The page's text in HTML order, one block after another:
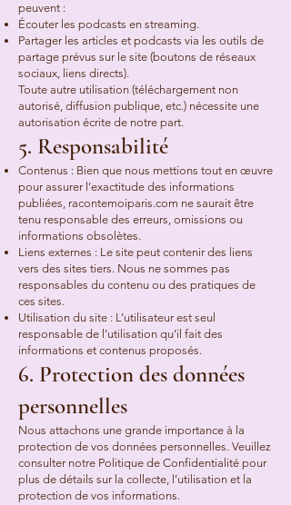
peuvent :
Écouter les podcasts en streaming.
Partager les articles et podcasts via les outils de
partage prévus sur le site (boutons de réseaux
sociaux, liens directs).
Toute autre utilisation (téléchargement non
autorisé, diffusion publique, etc.) nécessite une
autorisation écrite de notre part.
5. Responsabilité
Contenus : Bien que nous mettions tout en œuvre
pour assurer l’exactitude des informations
publiées, racontemoiparis.com ne saurait être
tenu responsable des erreurs, omissions ou
informations obsolètes.
Liens externes : Le site peut contenir des liens
vers des sites tiers. Nous ne sommes pas
responsables du contenu ou des pratiques de
ces sites.
Utilisation du site : L’utilisateur est seul
responsable de l’utilisation qu’il fait des
informations et contenus proposés.
6. Protection des données
personnelles
Nous attachons une grande importance à la
protection de vos données personnelles. Veuillez
consulter notre Politique de Confidentialité pour
plus de détails sur la collecte, l’utilisation et la
protection de vos informations.